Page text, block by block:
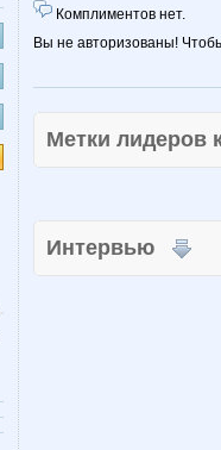
Комплиментов нет.
Вы не авторизованы!
Метки
Интервью